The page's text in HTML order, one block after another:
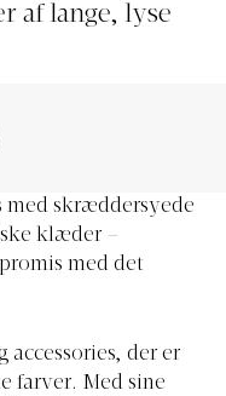
af lange, lyse
med skræddersyede
klæder –
med det
accessories, der er
farver. Med sine